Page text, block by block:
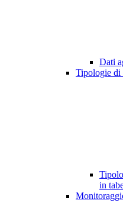
Dati
Tipologie di
in